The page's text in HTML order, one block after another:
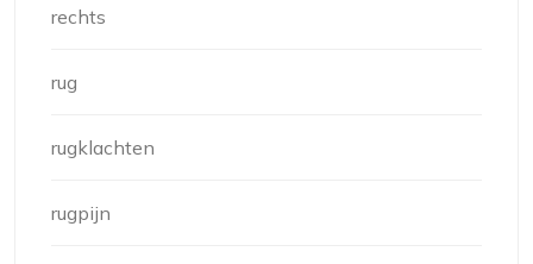
rechts
rug
rugklachten
rugpijn